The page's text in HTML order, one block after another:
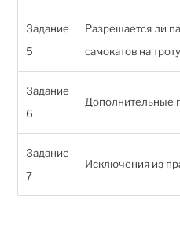
Задание
5
Разрешается ли
самокатов на
Задание
6
Дополнительные
Задание
7
Исключения из